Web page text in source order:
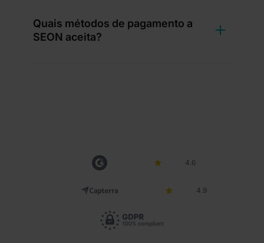
Quais métodos de pagamento a
SEON aceita?
4.6
4.9